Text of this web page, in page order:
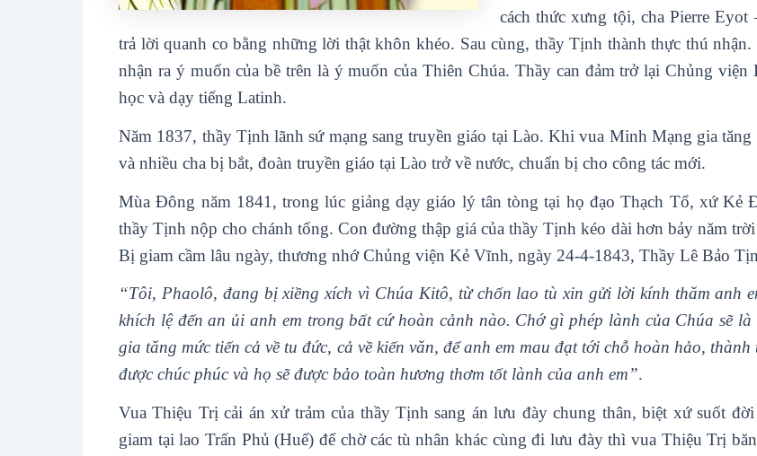
cách thức xưng tội, cha Pierre
trả lời quanh co bằng những lời thật khôn khéo. Sau cùng, thầy Tịnh thành thực thú
nhận ra ý muốn của bề trên là ý muốn của Thiên Chúa. Thầy can đảm trở lại Chủng
học và dạy tiếng Latinh.
Năm 1837, thầy Tịnh lãnh sứ mạng sang truyền giáo tại Lào. Khi vua Minh Mạng gia
và nhiều cha bị bắt, đoàn truyền giáo tại Lào trở về nước, chuẩn bị cho công tác mới.
Mùa Đông năm 1841, trong lúc giảng dạy giáo lý tân tòng tại họ đạo Thạch Tổ, xứ Kẻ
thầy Tịnh nộp cho chánh tổng. Con đường thập giá của thầy Tịnh kéo dài hơn bảy năm
Bị giam cầm lâu ngày, thương nhớ Chủng viện Kẻ Vĩnh, ngày 24-4-1843, Thầy Lê Bảo
“Tôi, Phaolô, đang bị xiềng xích vì Chúa Kitô, từ chốn lao tù xin gửi lời kính thăm anh
khích lệ đến an ủi anh em trong bất cứ hoàn cảnh nào. Chớ gì phép lành của Chúa sẽ
gia tăng mức tiến cả về tu đức, cả về kiến văn, để anh em mau đạt tới chỗ hoàn hảo,
được chúc phúc và họ sẽ được bảo toàn hương thơm tốt lành của anh em”.
Vua Thiệu Trị cải án xử trảm của thầy Tịnh sang án lưu đày chung thân, biệt xứ suốt
giam tại lao Trấn Phủ (Huế) để chờ các tù nhân khác cùng đi lưu đày thì vua Thiệu Trị